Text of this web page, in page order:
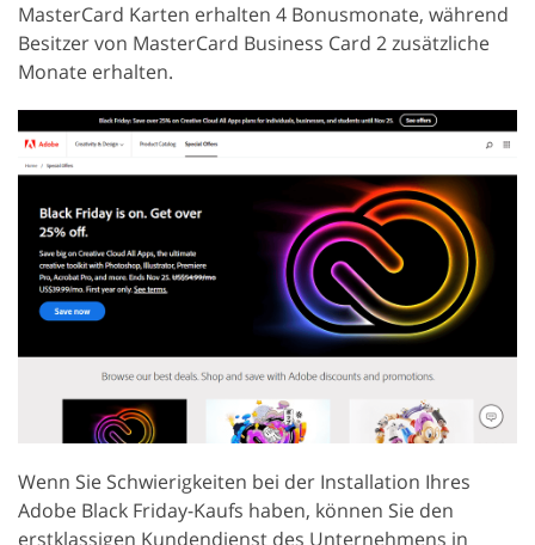
MasterCard Karten erhalten 4 Bonusmonate, während
Besitzer von MasterCard Business Card 2 zusätzliche
Monate erhalten.
Wenn Sie Schwierigkeiten bei der Installation Ihres
Adobe Black Friday-Kaufs haben, können Sie den
erstklassigen Kundendienst des Unternehmens in